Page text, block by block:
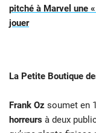
pitché à Marvel une
jouer
La Petite Boutique
Frank Oz soumet en
horreurs à deux